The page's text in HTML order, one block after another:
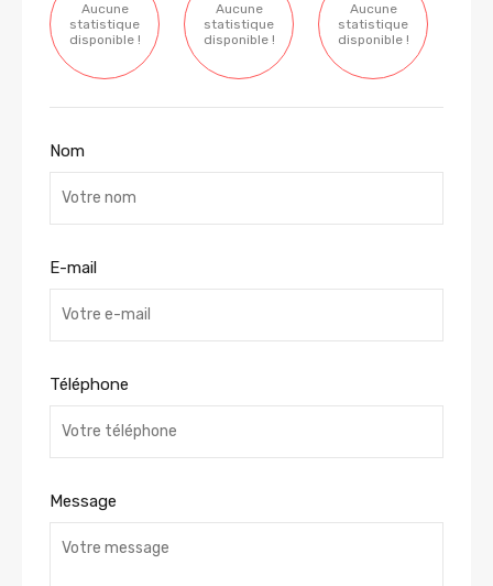
Aucune
statistique
disponible !
Aucune
statistique
disponible !
Aucune
statistique
disponible !
Nom
E-mail
Téléphone
Message